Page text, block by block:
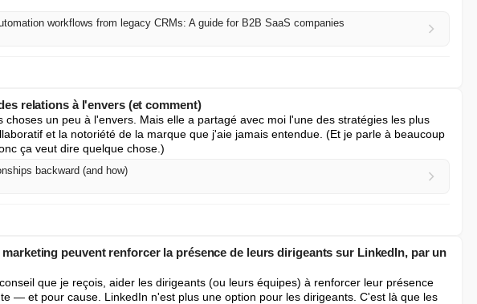
workflows from legacy CRMs: A guide for B2B SaaS companies
relations à l'envers (et comment)
choses un peu à l'envers. Mais elle a partagé avec moi l'une des stratégies les plus
et la notoriété de la marque que j'aie jamais entendue. (Et je parle à beaucoup
ça veut dire quelque chose.)
backward (and how)
peuvent renforcer la présence de leurs dirigeants sur LinkedIn, par un
que je reçois, aider les dirigeants (ou leurs équipes) à renforcer leur présence
— et pour cause. LinkedIn n'est plus une option pour les dirigeants. C'est là que les